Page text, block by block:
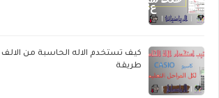
كيف تستخدم الاله الحاسبة من الالف
طريقة